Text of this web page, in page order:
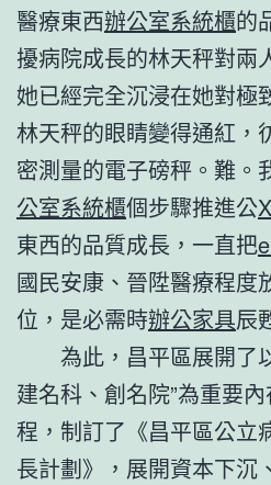
醫療東西辦公室系統櫃的
擾病院成長的林天秤對兩
她已經完全沉浸在她對極
林天秤的眼睛變得通紅，
密測量的電子磅秤。難。
公室系統櫃個步驟推進公
東西的品質成長，一直把
國民安康、晉陞醫療程度
位，是必需時辦公家具辰
為此，昌平區展開了
建名科、創名院”為重要
程，制訂了《昌平區公立
長計劃》，展開資本下沉